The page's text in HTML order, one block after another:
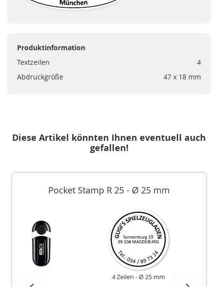
Produktinformation
Textzeilen
4
Abdruckgröße
47 x 18 mm
Diese Artikel könnten Ihnen eventuell auch
gefallen!
Pocket Stamp R 25 - Ø 25 mm
4 Zeilen Ø 25 mm